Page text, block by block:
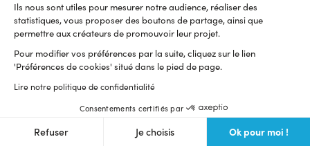
Ils nous sont utiles pour mesurer notre audience, réaliser des
statistiques, vous proposer des boutons de partage, ainsi que
permettre aux créateurs de promouvoir leur projet.
Pour modifier vos préférences par la suite, cliquez sur le lien
'Préférences de cookies' situé dans le pied de page.
Lire notre politique de confidentialité
Consentements certifiés par
Refuser Je choisis Ok pour moi !